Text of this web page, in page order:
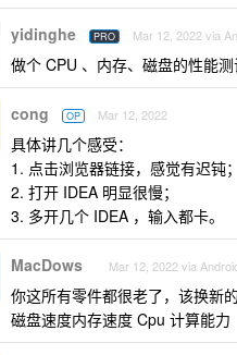
yidinghe PRO Mar 12, 2022 via
做个 CPU 、内存、磁盘的性能
cong OP Mar 12, 2022
具体讲几个感受：
1. 点击浏览器链接，感觉有迟钝；
2. 打开 IDEA 明显很慢；
3. 多开几个 IDEA ，输入都卡。
MacDows Mar 12, 2022 via
你这所有零件都很老了，该换新
磁盘速度内存速度 Cpu 计算能力